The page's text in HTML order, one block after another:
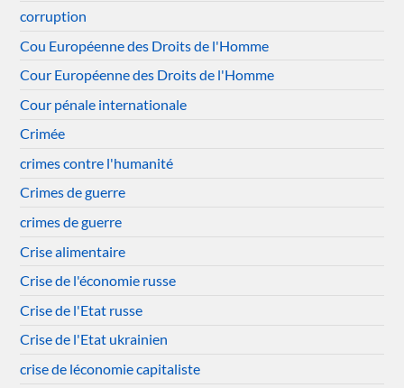
corruption
Cou Européenne des Droits de l'Homme
Cour Européenne des Droits de l'Homme
Cour pénale internationale
Crimée
crimes contre l'humanité
Crimes de guerre
crimes de guerre
Crise alimentaire
Crise de l'économie russe
Crise de l'Etat russe
Crise de l'Etat ukrainien
crise de léconomie capitaliste